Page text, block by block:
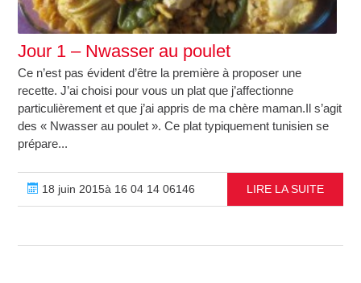
Jour 1 – Nwasser au poulet
Ce n’est pas évident d’être la première à proposer une
recette. J’ai choisi pour vous un plat que j’affectionne
particulièrement et que j’ai appris de ma chère maman.Il s’agit
des « Nwasser au poulet ». Ce plat typiquement tunisien se
prépare...
18 juin 2015à 16 04 14 06146 LIRE LA SUITE